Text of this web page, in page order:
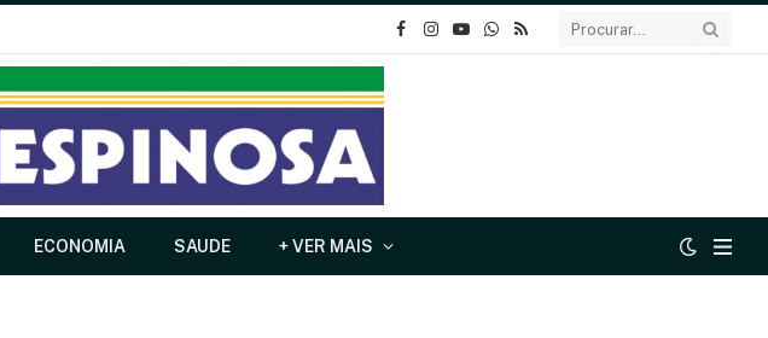
o
Instagram
YouTube
Whatsapp
RSS
ECONOMIA SAUDE + VER MAIS